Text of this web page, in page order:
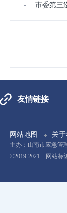
市委第三
友情链接
网站地图 关于
主办：山南市应急管
©2019-2021 网站标